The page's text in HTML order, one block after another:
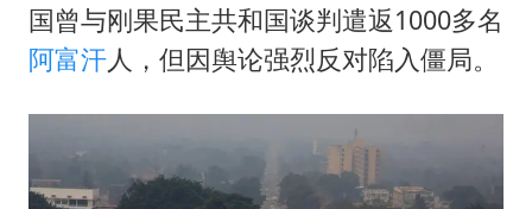
国曾与刚果民主共和国谈判遣返1000多名
阿富汗人，但因舆论强烈反对陷入僵局。